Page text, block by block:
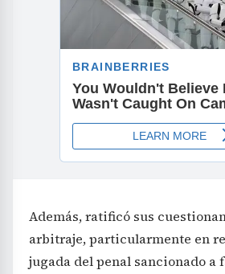
Además, ratificó sus
arbitraje, particularmente en
jugada del penal sancionado a